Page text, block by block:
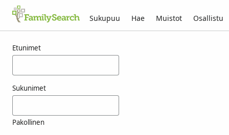
Sukupuu Hae Muistot Osallistu
Etunimet
Sukunimet
Pakollinen